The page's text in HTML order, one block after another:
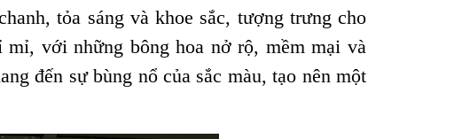
tỏa sáng và khoe sắc, tượng trưng cho
với những bông hoa nở rộ, mềm mại và
đến sự bùng nổ của sắc màu, tạo nên một